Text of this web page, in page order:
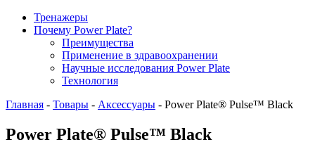
Тренажеры
Почему Power Plate?
Преимущества
Применение в здравоохранении
Научные исследования Power Plate
Технология
Главная - Товары - Аксессуары - Power Plate® Pulse™ Black
Power Plate® Pulse™ Black